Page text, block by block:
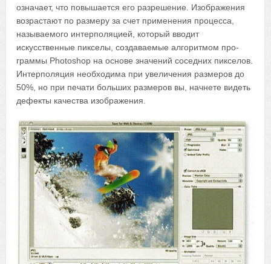
означает, что повышается его разрешение. Изображения
возрастают по размеру за счет применения процесса,
называемого интерполяцией, который вводит
искусственные пикселы, создаваемые алгоритмом про-
граммы Photoshop на основе значений соседних пикселов.
Интерполяция необходима при увеличения размеров до
50%, но при печати больших размеров вы, начнете видеть
дефекты качества изображения.